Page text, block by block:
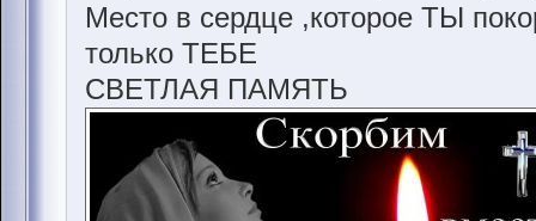
Место в сердце ,которое ТЫ
только ТЕБЕ
СВЕТЛАЯ ПАМЯТЬ